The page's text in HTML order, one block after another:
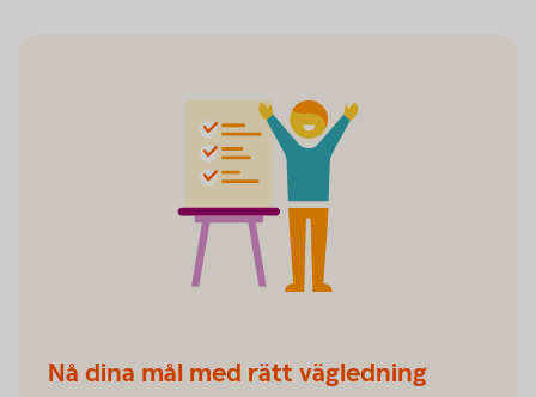
Nå dina mål med rätt vägledning